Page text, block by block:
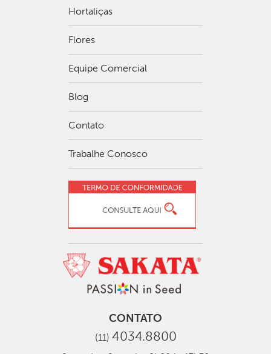
Hortaliças
Flores
Equipe Comercial
Blog
Contato
Trabalhe Conosco
CONTATO
(11) 4034.8800